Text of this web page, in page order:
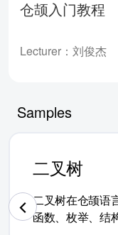
仓颉入门教程
Lecturer：刘俊杰
Samples
二叉树
二叉树在仓颉语
函数、枚举、结